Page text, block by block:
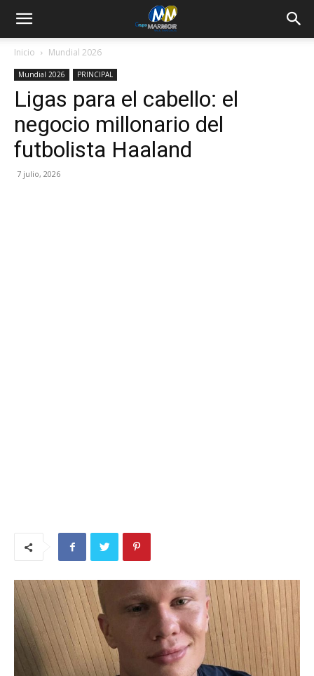
Inicio Mundial 2026
Mundial 2026 PRINCIPAL
Ligas para el cabello: el
negocio millonario del
futbolista Haaland
7 julio, 2026